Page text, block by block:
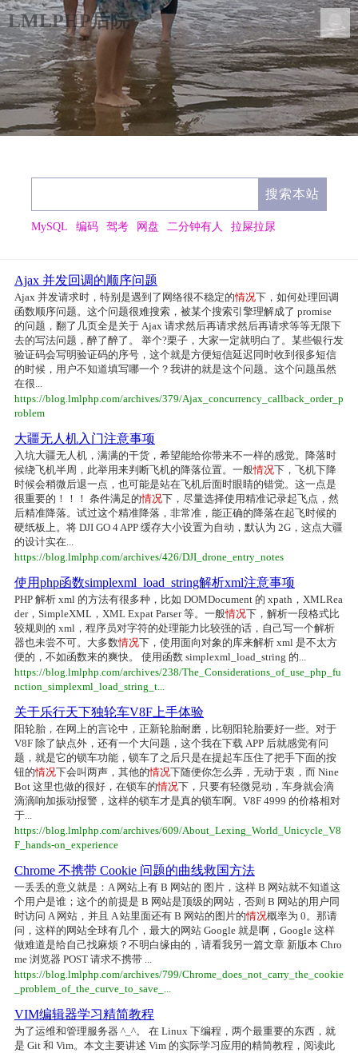
LMLPHP后院
MySQL 编码 驾考 网盘 二分钟有人 拉屎拉尿
Ajax 并发回调的顺序问题
Ajax 并发请求时，特别是遇到了网络很不稳定的情况下，如何处理回调
函数顺序问题。这个问题很难搜索，被某个搜索引擎理解成了 promise
的问题，翻了几页全是关于 Ajax 请求然后再请求然后再请求等等无限下
去的写法问题，醉了醉了。 举个?栗子，大家一定就明白了。某些银行发
验证码会写明验证码的序号，这个就是方便短信延迟同时收到很多短信
的时候，用户不知道填写哪一个？我讲的就是这个问题。这个问题虽然
在很...
https://blog.lmlphp.com/archives/379/Ajax_concurrency_callback_order_p
roblem
大疆无人机入门注意事项
入坑大疆无人机，满满的干货，希望能给你带来不一样的感觉。降落时
候绕飞机半周，此举用来判断飞机的降落位置。一般情况下，飞机下降
时候会稍微后退一点，也可能是站在飞机后面时眼睛的错觉。这一点是
很重要的！！！ 条件满足的情况下，尽量选择使用精准记录起飞点，然
后精准降落。试过这个精准降落，非常准，能正确的降落在起飞时候的
硬纸板上。将 DJI GO 4 APP 缓存大小设置为自动，默认为 2G，这点大疆
的设计实在...
https://blog.lmlphp.com/archives/426/DJI_drone_entry_notes
使用php函数simplexml_load_string解析xml注意事项
PHP 解析 xml 的方法有很多种，比如 DOMDocument 的 xpath，XMLRea
der，SimpleXML，XML Expat Parser 等。一般情况下，解析一段格式比
较规则的 xml，程序员对字符的处理能力比较强的话，自己写一个解析
器也未尝不可。大多数情况下，使用面向对象的库来解析 xml 是不太方
便的，不如函数来的爽快。 使用函数 simplexml_load_string 的...
https://blog.lmlphp.com/archives/238/The_Considerations_of_use_php_fu
nction_simplexml_load_string_t...
关于乐行天下独轮车V8F上手体验
阳轮胎，在网上的言论中，正新轮胎耐磨，比朝阳轮胎要好一些。对于
V8F 除了缺点外，还有一个大问题，这个我在下载 APP 后就感觉有问
题，就是它的锁车功能，锁车了之后只是在提起车压住了把手下面的按
钮的情况下会叫两声，其他的情况下随便你怎么弄，无动于衷，而 Nine
Bot 这里也做的很好，在锁车的情况下，只要有轻微晃动，车身就会滴
滴滴响加振动报警，这样的锁车才是真的锁车啊。V8F 4999 的价格相对
于...
https://blog.lmlphp.com/archives/609/About_Lexing_World_Unicycle_V8
F_hands-on_experience
Chrome 不携带 Cookie 问题的曲线救国方法
一丢丢的意义就是：A 网站上有 B 网站的 图片，这样 B 网站就不知道这
个用户是谁；这个的前提是 B 网站是顶级的网站，否则 B 网站的用户同
时访问 A 网站，并且 A 站里面还有 B 网站的图片的情况概率为 0。那请
问，这样的网站全球有几个，最大的网站 Google 就是啊，Google 这样
做难道是给自己找麻烦？不明白缘由的，请看我另一篇文章 新版本 Chro
me 浏览器 POST 请求不携带 ...
https://blog.lmlphp.com/archives/799/Chrome_does_not_carry_the_cookie
_problem_of_the_curve_to_save_...
VIM编辑器学习精简教程
为了运维和管理服务器 ^_^。 在 Linux 下编程，两个最重要的东西，就
是 Git 和 Vim。本文主要讲述 Vim 的实际学习应用的精简教程，阅读此